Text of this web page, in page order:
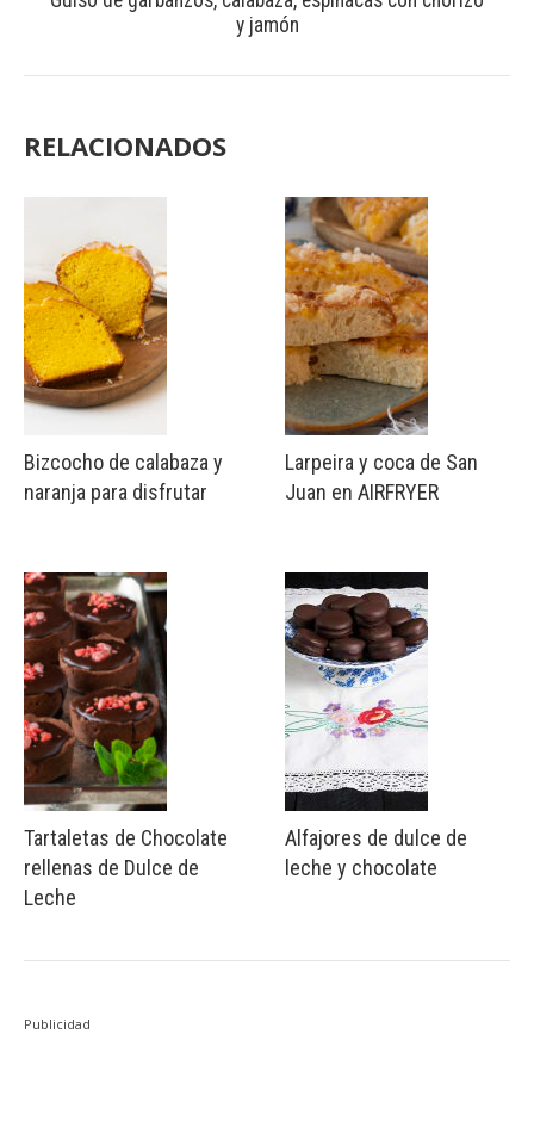
y jamón
RELACIONADOS
Bizcocho de calabaza y
naranja para disfrutar
Tartaletas de Chocolate
rellenas de Dulce de
Leche
Larpeira y coca de San
Juan en AIRFRYER
Alfajores de dulce de
leche y chocolate
Publicidad